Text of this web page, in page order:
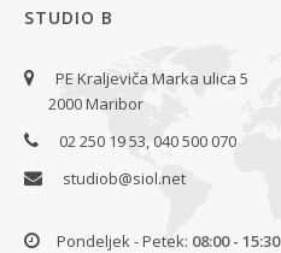
STUDIO B
PE Kraljeviča Marka ulica 5
2000 Maribor
02 250 19 53, 040 500 070
studiob@siol.net
Pondeljek - Petek: 08:00 - 15:30